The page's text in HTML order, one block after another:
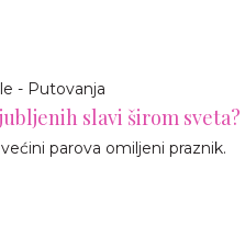
- Putovanja
slavi širom sveta?
parova omiljeni praznik.